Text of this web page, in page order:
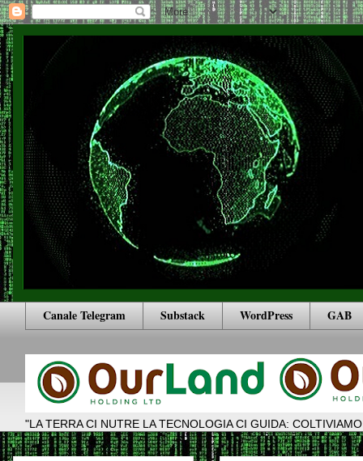
Canale Telegram Substack WordPress GAB
"LA TERRA CI NUTRE LA TECNOLOGIA CI GUIDA: